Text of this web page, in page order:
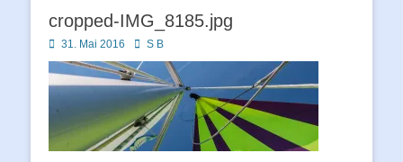
cropped-IMG_8185.jpg
Posted
on
31. Mai 2016 Autor
S B